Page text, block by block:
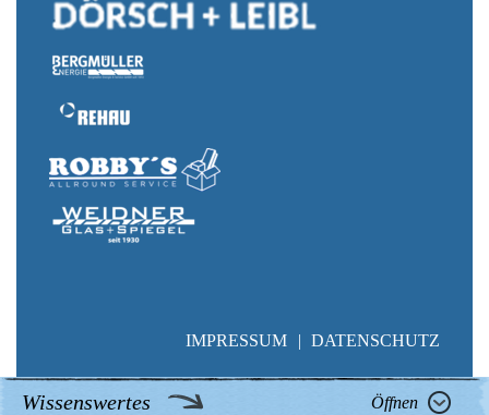
Wissenswertes
IMPRESSUM DATENSCHUTZ
©1000jahreeltersdorf.de 2026